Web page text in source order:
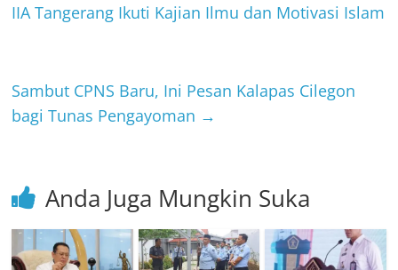
IIA Tangerang Ikuti Kajian Ilmu dan Motivasi Islam
Sambut CPNS Baru, Ini Pesan Kalapas Cilegon
bagi Tunas Pengayoman →
Anda Juga Mungkin Suka